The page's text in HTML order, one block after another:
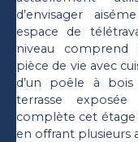
d’envisager
espace de
niveau comprend
pièce de vie avec
d’un poêle à
terrasse
complète cet
en offrant plusieurs